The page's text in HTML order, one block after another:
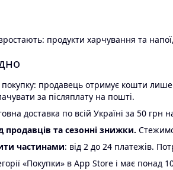
продукти харчування та
продавець отримує кошти
за післяплату на пошті.
доставка по всій Україні за 50 грн
продавців та сезонні знижки.
частинами: від 2 до 24 платежів.
«Покупки» в App Store і має понад